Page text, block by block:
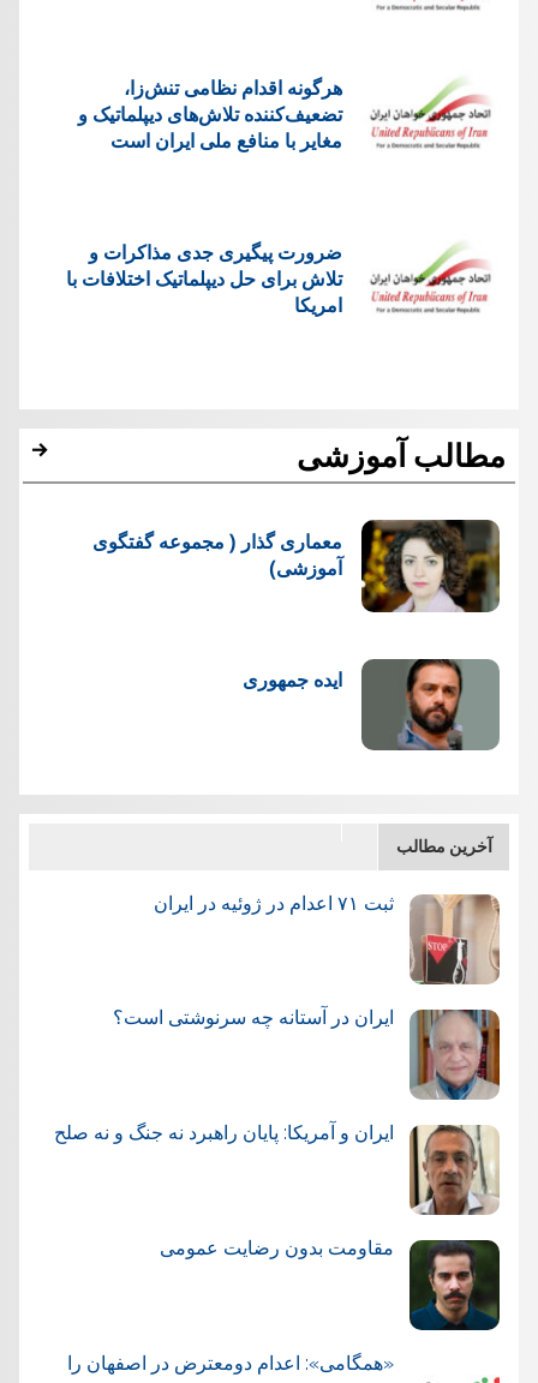
هرگونه اقدام نظامی تنش‌زا،
تضعیف‌کننده تلاش‌های دیپلماتیک و
مغایر با منافع ملی ایران است
ضرورت پیگیری جدی مذاکرات و
تلاش برای حل دیپلماتیک اختلافات با
امریکا
مطالب آموزشی
معماری گذار ( مجموعه گفتگوی
آموزشی)
ایده جمهوری
آخرین مطالب
ثبت ۷۱ اعدام در ژوئيه در ایران
ایران در آستانه چه سرنوشتی است؟
ایران و آمریکا: پایان راهبرد نه جنگ و نه صلح
مقاومت بدون رضایت عمومی
«همگامی»: اعدام دومعترض در اصفهان را